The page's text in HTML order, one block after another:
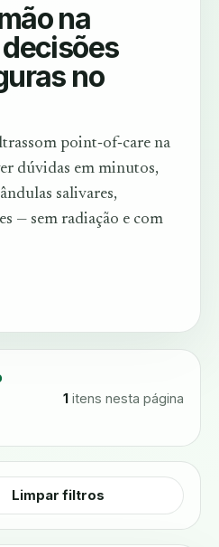
na
no
point‑of‑care na
dúvidas em minutos,
salivares,
— sem radiação e com
1 itens nesta página
Limpar filtros